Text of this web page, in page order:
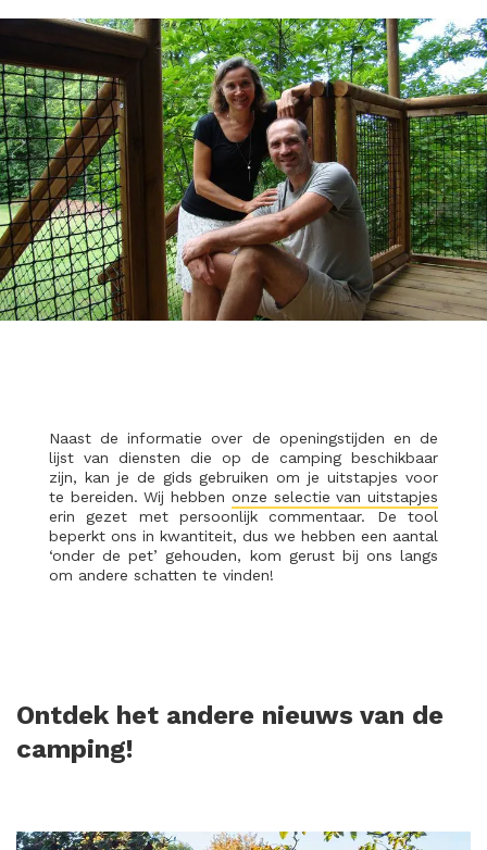
Naast de informatie over de openingstijden en de
lijst van diensten die op de camping beschikbaar
zijn, kan je de gids gebruiken om je uitstapjes voor
te bereiden. Wij hebben onze selectie van uitstapjes
erin gezet met persoonlijk commentaar. De tool
beperkt ons in kwantiteit, dus we hebben een aantal
‘onder de pet’ gehouden, kom gerust bij ons langs
om andere schatten te vinden!
Ontdek het andere nieuws van de
camping!